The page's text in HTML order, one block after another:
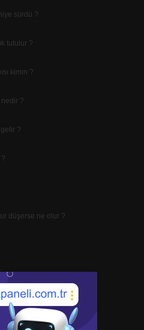
sürdü ?
tutulur ?
kimin ?
nedir ?
?
düşerse ne olur ?